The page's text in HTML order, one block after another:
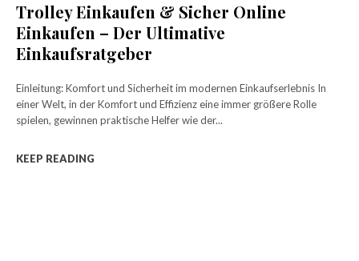
Trolley Einkaufen & Sicher Online
Einkaufen – Der Ultimative
Einkaufsratgeber
Einleitung: Komfort und Sicherheit im modernen Einkaufserlebnis In
einer Welt, in der Komfort und Effizienz eine immer größere Rolle
spielen, gewinnen praktische Helfer wie der...
KEEP READING